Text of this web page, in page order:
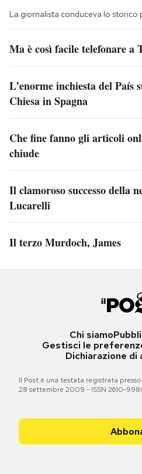
La giornalista conduceva lo storico
Ma è così facile telefonare a
L’enorme inchiesta del País
Chiesa in Spagna
Che fine fanno gli articoli
chiude
Il clamoroso successo della
Lucarelli
Il terzo Murdoch, James
Chi siamo
Gestisci le
Dichiarazione di
Il Post è una testata registrata
28 settembre 2009 - ISSN 2610-